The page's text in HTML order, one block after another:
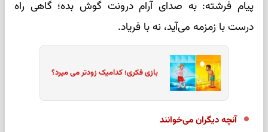
پیام فرشته: به صدای آرام درونت گوش بده؛ گاهی راه
درست با زمزمه می‌آید، نه با فریاد.
بازی فکری؛ کدامیک زودتر می میرد؟
آنچه دیگران می‌خوانند